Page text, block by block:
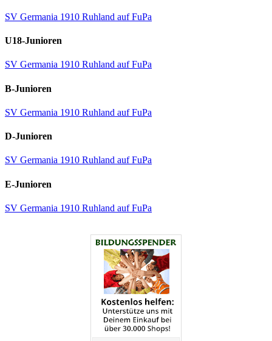
SV Germania 1910 Ruhland auf FuPa
U18-Junioren
SV Germania 1910 Ruhland auf FuPa
B-Junioren
SV Germania 1910 Ruhland auf FuPa
D-Junioren
SV Germania 1910 Ruhland auf FuPa
E-Junioren
SV Germania 1910 Ruhland auf FuPa